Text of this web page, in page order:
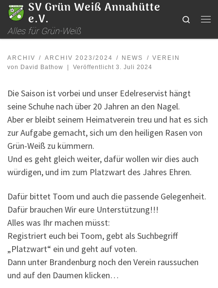
Zum Inhalt springen
SV Grün Weiß Annahütte
e.V.
Alles für Grün-Weiß
Search
ARCHIV ARCHIV 2023/2024 NEWS
VEREIN
von David Bathow Veröffentlicht 3. Juli 2024
Die Saison ist vorbei und unser Edelreservist hängt
seine Schuhe nach über 20 Jahren an den Nagel.
Aber er bleibt seinem Heimatverein treu und hat es sich
zur Aufgabe gemacht, sich um den heiligen Rasen von
Grün-Weiß zu kümmern.
Und es geht gleich weiter, dafür wollen wir dies auch
würdigen, und im zum Platzwart des Jahres Ehren.
Dafür bittet Toom und auch die passende Gelegenheit.
Dafür brauchen Wir eure Unterstützung!!!
Alles was Ihr machen müsst:
Registriert euch bei Toom, gebt als Suchbegriff
„Platzwart“ ein und geht auf voten.
Dann unter Brandenburg noch den Verein raussuchen
und auf den Daumen klicken…